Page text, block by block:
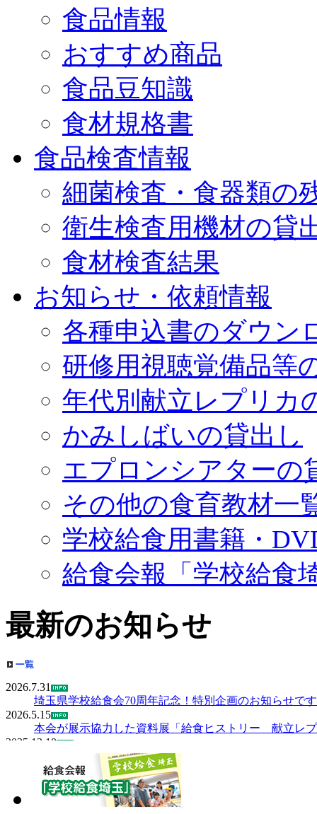
食品情報
おすすめ商品
食品豆知識
食材規格書
食品検査情報
細菌検査・食器類の
衛生検査用機材の貸
食材検査結果
お知らせ・依頼情報
各種申込書のダウン
研修用視聴覚備品等
年代別献立レプリカ
かみしばいの貸出し
エプロンシアターの
その他の食育教材一
学校給食用書籍・
給食会報「学校給食
最新のお知らせ
2026.7.31
埼玉県学校給食会70周年記念！特別企画のお知らせです
2026.5.15
本会が展示協力した資料展「給食ヒストリー 献立レ
2025.12.10
学校給食用教材等貸出し（献立レプリカ、パネルの貸
2026.7.23
食材のヒスタミン検査結果について掲載しました。
2026.6.15
衛生管理モデル校等支援事業について掲載しました。